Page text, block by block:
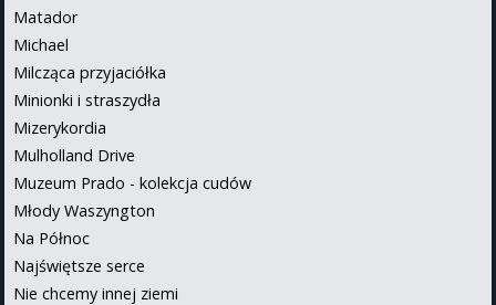
Matador
Michael
Milcząca przyjaciółka
Minionki i straszydła
Mizerykordia
Mulholland Drive
Muzeum Prado - kolekcja cudów
Młody Waszyngton
Na Północ
Najświętsze serce
Nie chcemy innej ziemi